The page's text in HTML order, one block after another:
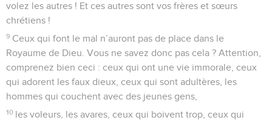
volez les autres ! Et ces autres sont vos frères et sœurs
chrétiens !
9 Ceux qui font le mal n’auront pas de place dans le
Royaume de Dieu. Vous ne savez donc pas cela ? Attention,
comprenez bien ceci : ceux qui ont une vie immorale, ceux
qui adorent les faux dieux, ceux qui sont adultères, les
hommes qui couchent avec des jeunes gens,
10 les voleurs, les avares, ceux qui boivent trop, ceux qui